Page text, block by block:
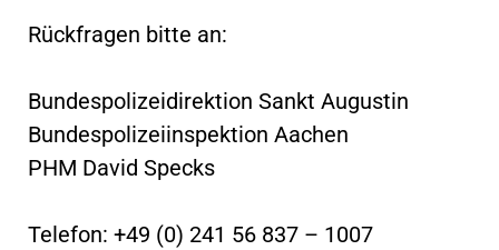
Rückfragen bitte an:
Bundespolizeidirektion Sankt Augustin
Bundespolizeiinspektion Aachen
PHM David Specks
Telefon: +49 (0) 241 56 837 – 1007